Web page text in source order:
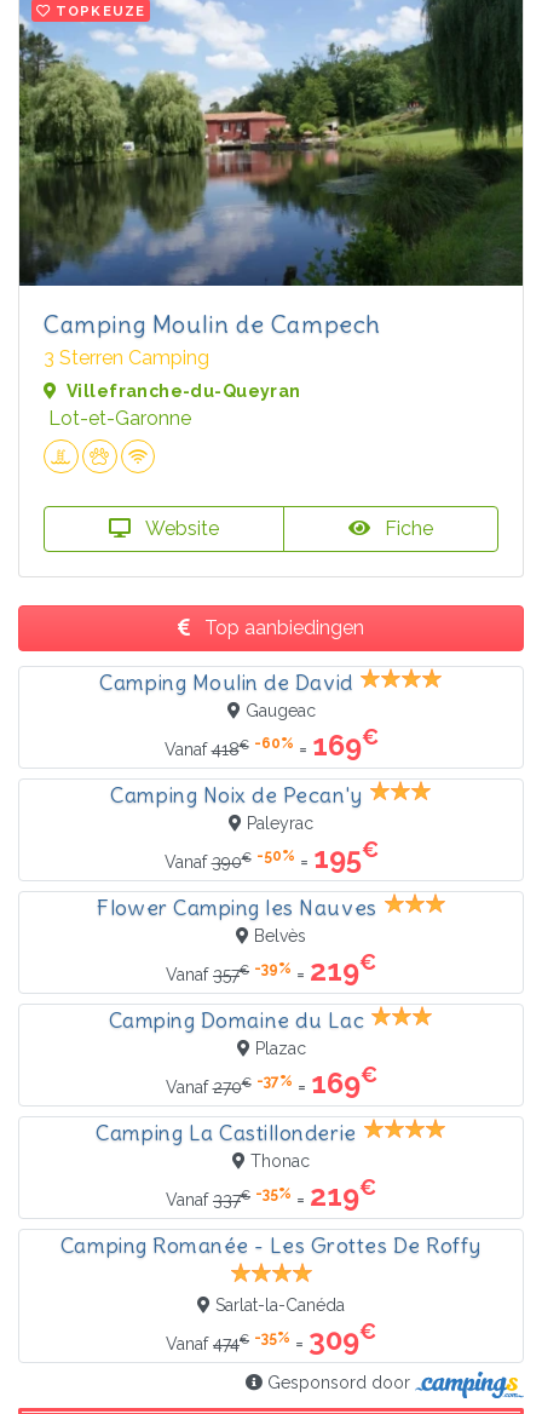
TOPKEUZE
Camping Moulin de Campech
3 Sterren Camping
Villefranche-du-Queyran
Lot-et-Garonne
Website Fiche
Top aanbiedingen
Camping Moulin de David
Gaugeac
Vanaf418€ -60% = 169€
Camping Noix de Pecan'y
Paleyrac
Vanaf390€ -50% = 195€
Flower Camping les Nauves
Belvès
Vanaf357€ -39% = 219€
Camping Domaine du Lac
Plazac
Vanaf270€ -37% = 169€
Camping La Castillonderie
Thonac
Vanaf337€ -35% = 219€
Camping Romanée - Les Grottes De Roffy
Sarlat-la-Canéda
Vanaf474€ -35% = 309€
Gesponsord door